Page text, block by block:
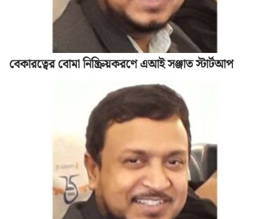
বেকারত্বের বোমা নিষ্ক্রিয়করণে এআই সঞ্জাত স্টার্টআপ